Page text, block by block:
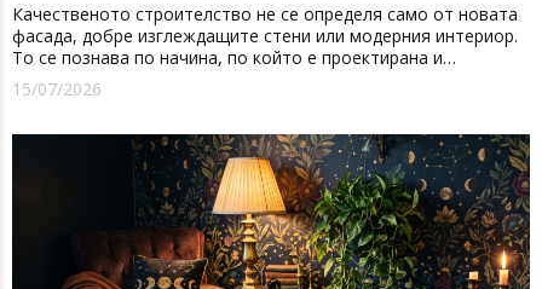
Качественото строителство не се определя само от новата
фасада, добре изглеждащите стени или модерния интериор.
То се познава по начина, по който е проектирана и
изпълнена сградата. Личи отизбора на материали и
спазването на технологичните изисквания до прецизността
15/07/2026